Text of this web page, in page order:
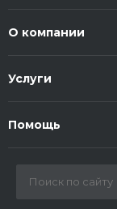
О компании
Услуги
Помощь